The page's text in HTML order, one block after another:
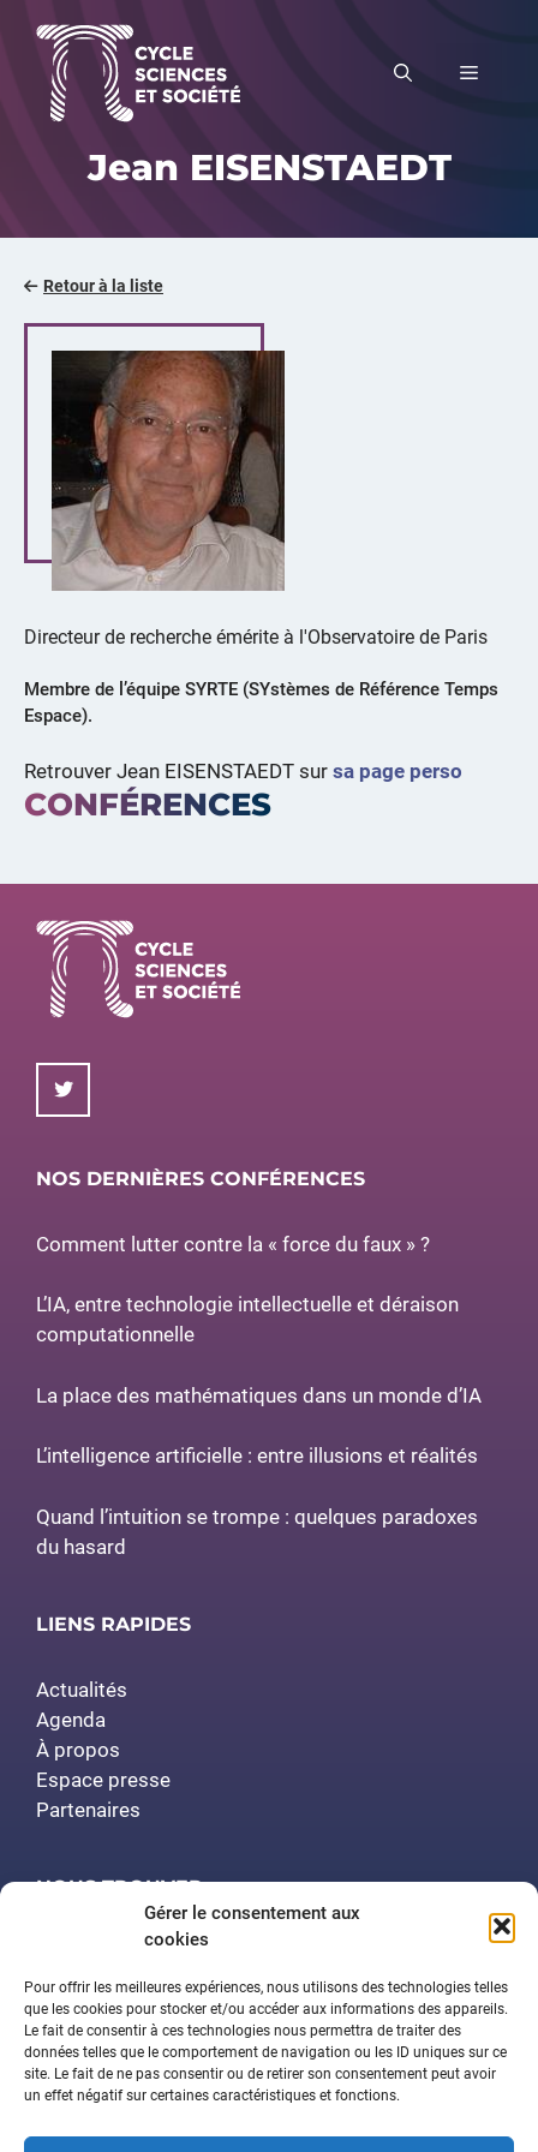
Gérer le consentement aux
cookies
Pour offrir les meilleures expériences, nous utilisons des technologies telles
que les cookies pour stocker et/ou accéder aux informations des appareils.
Le fait de consentir à ces technologies nous permettra de traiter des
données telles que le comportement de navigation ou les ID uniques sur ce
site. Le fait de ne pas consentir ou de retirer son consentement peut avoir
un effet négatif sur certaines caractéristiques et fonctions.
contenu
MENU
Jean EISENSTAEDT
Retour à la liste
Directeur de recherche émérite à l'Observatoire de Paris
Membre de l’équipe SYRTE (SYstèmes de Référence Temps
Espace).
Retrouver Jean EISENSTAEDT sur sa page perso
CONFÉRENCES
NOS DERNIÈRES CONFÉRENCES
Comment lutter contre la « force du faux » ?
L’IA, entre technologie intellectuelle et déraison
computationnelle
La place des mathématiques dans un monde d’IA
L’intelligence artificielle : entre illusions et réalités
Quand l’intuition se trompe : quelques paradoxes
du hasard
LIENS RAPIDES
Actualités
Agenda
À propos
Espace presse
Partenaires
NOUS TROUVER
Polytech Nancy
Amphithéâtre Demange
2 rue Jean Lamour
54519 Vandœuvre-lès-Nancy
Contactez-nous